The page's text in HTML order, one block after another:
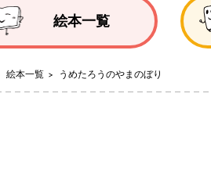
絵本一覧
絵本一覧 うめたろうのやまのぼり